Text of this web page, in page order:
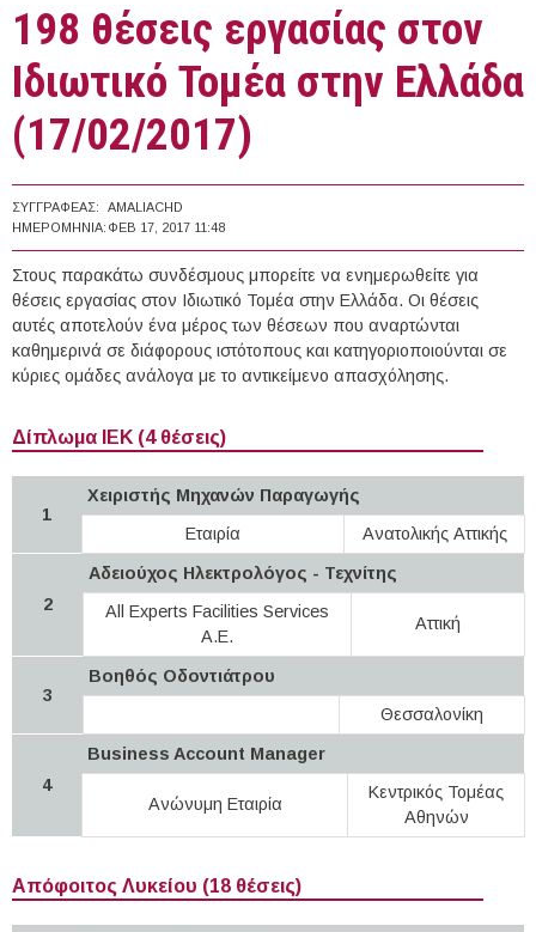
198 θέσεις εργασίας στον
Ιδιωτικό Τομέα στην Ελλάδα
(17/02/2017)
ΣΥΓΓΡΑΦΈΑΣ:
AMALIACHD
ΗΜΕΡΟΜΗΝΊΑ: ΦΕΒ 17, 2017 11:48
Στους παρακάτω συνδέσμους μπορείτε να ενημερωθείτε για
θέσεις εργασίας στον Ιδιωτικό Τομέα στην Ελλάδα. Οι θέσεις
αυτές αποτελούν ένα μέρος των θέσεων που αναρτώνται
καθημερινά σε διάφορους ιστότοπους και κατηγοριοποιούνται σε
κύριες ομάδες ανάλογα με το αντικείμενο απασχόλησης.
Δίπλωμα ΙΕΚ (4 θέσεις)
1
Χειριστής Μηχανών Παραγωγής
Εταιρία
Ανατολικής Αττικής
2
Αδειούχος Ηλεκτρολόγος - Τεχνίτης
All Experts Facilities Services
Α.Ε.
Αττική
3
Βοηθός Οδοντιάτρου
Θεσσαλονίκη
4
Business Account Manager
Ανώνυμη Εταιρία
Κεντρικός Τομέας
Αθηνών
Απόφοιτος Λυκείου (18 θέσεις)